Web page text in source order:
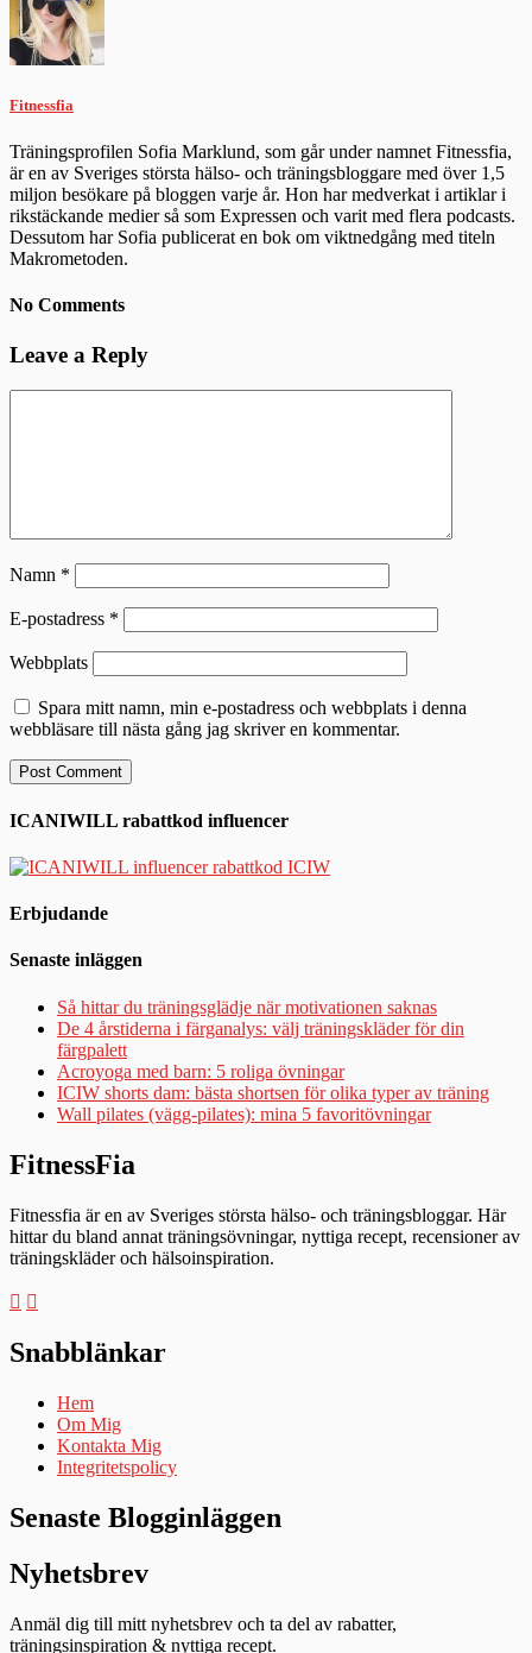
Fitnessfia
Träningsprofilen Sofia Marklund, som går under namnet Fitnessfia,
är en av Sveriges största hälso- och träningsbloggare med över 1,5
miljon besökare på bloggen varje år. Hon har medverkat i artiklar i
rikstäckande medier så som Expressen och varit med flera podcasts.
Dessutom har Sofia publicerat en bok om viktnedgång med titeln
Makrometoden.
No Comments
Leave a Reply
Namn *
E-postadress *
Webbplats
Spara mitt namn, min e-postadress och webbplats i denna
webbläsare till nästa gång jag skriver en kommentar.
ICANIWILL rabattkod influencer
Erbjudande
Senaste inläggen
Så hittar du träningsglädje när motivationen saknas
De 4 årstiderna i färganalys: välj träningskläder för din
färgpalett
Acroyoga med barn: 5 roliga övningar
ICIW shorts dam: bästa shortsen för olika typer av träning
Wall pilates (vägg-pilates): mina 5 favoritövningar
FitnessFia
Fitnessfia är en av Sveriges största hälso- och träningsbloggar. Här
hittar du bland annat träningsövningar, nyttiga recept, recensioner av
träningskläder och hälsoinspiration.
Snabblänkar
Hem
Om Mig
Kontakta Mig
Integritetspolicy
Senaste Blogginläggen
Nyhetsbrev
Anmäl dig till mitt nyhetsbrev och ta del av rabatter,
träningsinspiration & nyttiga recept.